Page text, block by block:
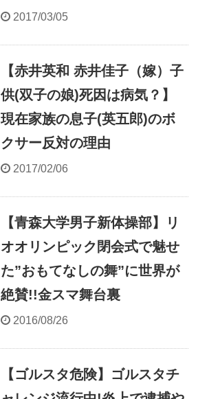
2017/03/05
【赤井英和 赤井佳子（嫁）子
供(双子の娘)死因は病気？】
現在家族の息子(英五郎)のボ
クサー反対の理由
2017/02/06
【青森大学男子新体操部】リ
オオリンピック閉会式で魅せ
た”おもてなしの舞”に世界が
絶賛!!金スマ舞台裏
2016/08/26
【ゴルスタ危険】ゴルスタチ